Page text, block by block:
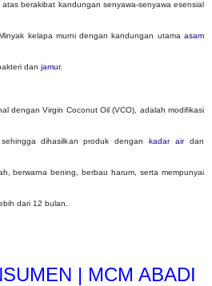
berakibat kandungan senyawa-senyawa esensial
kelapa murni dengan kandungan utama asam
dan jamur.
dengan Virgin Coconut Oil (VCO), adalah modifikasi
dihasilkan produk dengankadar airdan
berwarna bening, berbau harum, serta mempunyai
dari 12 bulan.
| MCM ABADI